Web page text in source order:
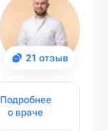
21 отзыв
Подробнее
о враче